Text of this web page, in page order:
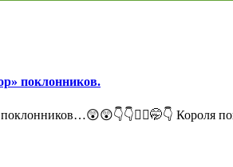
поклонников.
Короля